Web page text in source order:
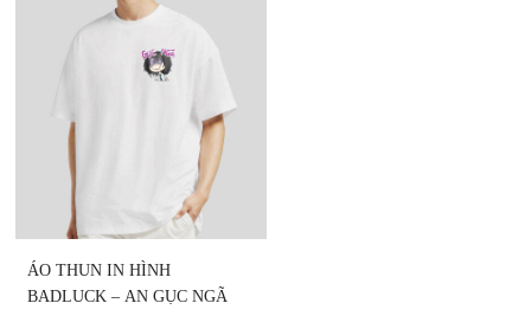
ÁO THUN IN HÌNH
BADLUCK – AN GỤC NGÃ